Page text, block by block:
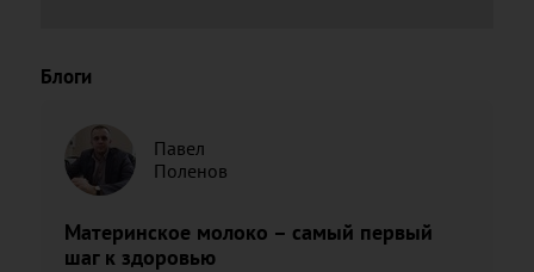
Блоги
Павел
Поленов
Материнское молоко – самый первый
шаг к здоровью